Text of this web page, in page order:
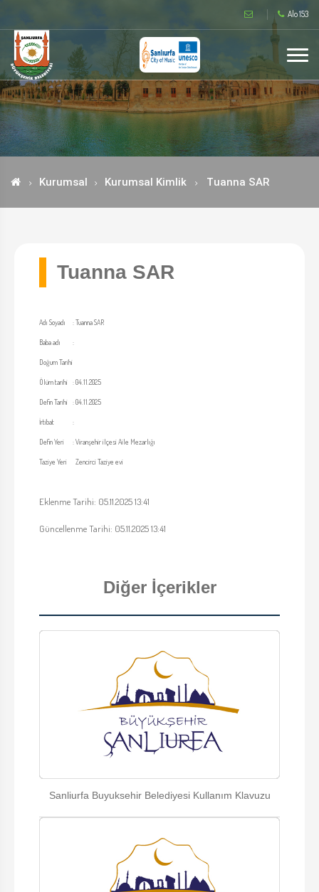
Alo 153
Kurumsal Kurumsal Kimlik Tuanna SAR
Tuanna SAR
Adı Soyadı :Tuanna SAR
Baba adı :
Doğum Tarihi
Ölüm tarihi :04.11.2025
Defin Tarihi :04.11.2025
İrtibat :
Defin Yeri :Viranşehir ilçesi Aile Mezarlığı
Taziye Yeri Zencirci Taziye evi
Eklenme Tarihi: 05.11.2025 13:41
Güncellenme Tarihi: 05.11.2025 13:41
Diğer İçerikler
Sanliurfa Buyuksehir Belediyesi Kullanım Klavuzu